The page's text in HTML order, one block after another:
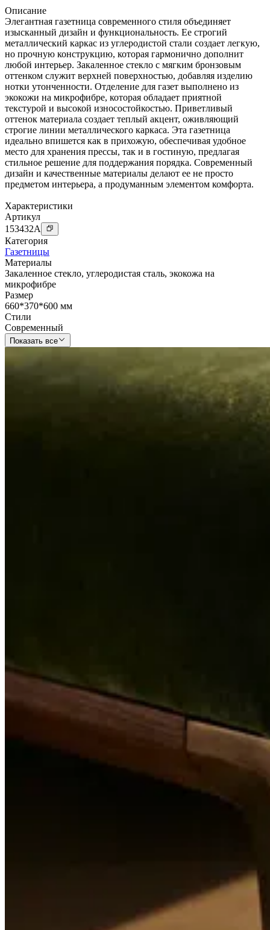
Описание
Элегантная газетница современного стиля объединяет
изысканный дизайн и функциональность. Ее строгий
металлический каркас из углеродистой стали создает легкую,
но прочную конструкцию, которая гармонично дополнит
любой интерьер. Закаленное стекло с мягким бронзовым
оттенком служит верхней поверхностью, добавляя изделию
нотки утонченности. Отделение для газет выполнено из
экокожи на микрофибре, которая обладает приятной
текстурой и высокой износостойкостью. Приветливый
оттенок материала создает теплый акцент, оживляющий
строгие линии металлического каркаса. Эта газетница
идеально впишется как в прихожую, обеспечивая удобное
место для хранения прессы, так и в гостиную, предлагая
стильное решение для поддержания порядка. Современный
дизайн и качественные материалы делают ее не просто
предметом интерьера, а продуманным элементом комфорта.
Характеристики
Артикул
153432A
Категория
Газетницы
Материалы
Закаленное стекло, углеродистая сталь, экокожа на
микрофибре
Размер
660*370*600 мм
Стили
Современный
Показать все